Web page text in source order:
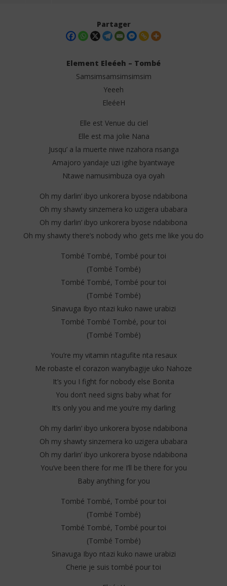
NOW VIEWING
Element Eleéeh – Tombé (Lyrics)
Stone
Partager
Element Eleéeh – Tombé
Samsimsamsimsimsim
Yeeeh
EleéeH
Elle est Venue du ciel
Elle est ma jolie Nana
Jusqu’ a la muerte niwe nzahora nsanga
Amajoro yandaje uzi igihe byantwaye
Ntawe namusimbuza oya oyah
Oh my darlin’ ibyo unkorera byose ndabibona
Oh my shawty sinzemera ko uzigera ubabara
Oh my darlin’ ibyo unkorera byose ndabibona
Oh my shawty there’s nobody who gets me like you do
Tombé Tombé, Tombé pour toi
(Tombé Tombé)
Tombé Tombé, Tombé pour toi
(Tombé Tombé)
Sinavuga Ibyo ntazi kuko nawe urabizi
Tombé Tombé Tombé, pour toi
(Tombé Tombé)
You’re my vitamin ntagufite nta resaux
Me robaste el corazon wanyibagije uko Nahoze
It’s you I fight for nobody else Bonita
You don’t need signs baby what for
It’s only you and me you’re my darling
Oh my darlin’ ibyo unkorera byose ndabibona
Oh my shawty sinzemera ko uzigera ubabara
Oh my darlin’ ibyo unkorera byose ndabibona
You’ve been there for me I’ll be there for you
Baby anything for you
Tombé Tombé, Tombé pour toi
(Tombé Tombé)
Tombé Tombé, Tombé pour toi
(Tombé Tombé)
Sinavuga Ibyo ntazi kuko nawe urabizi
Cherie je suis tombé pour toi